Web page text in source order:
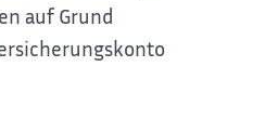
auf Grund